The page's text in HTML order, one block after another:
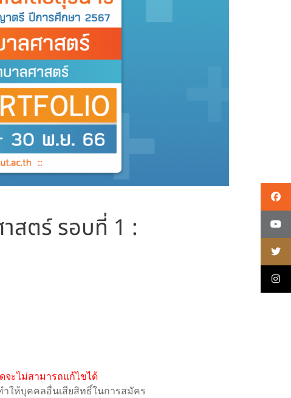
สตร์ รอบที่ 1 :
ะไม่สามารถแก้ไขได้
ให้บุคคลอื่นเสียสิทธิ์ในการสมัคร